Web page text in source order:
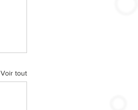
Voir tout